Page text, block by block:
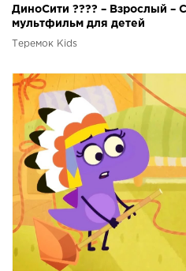
ДиноСити ???? – Взрослый –
мультфильм для детей
Теремок Kids